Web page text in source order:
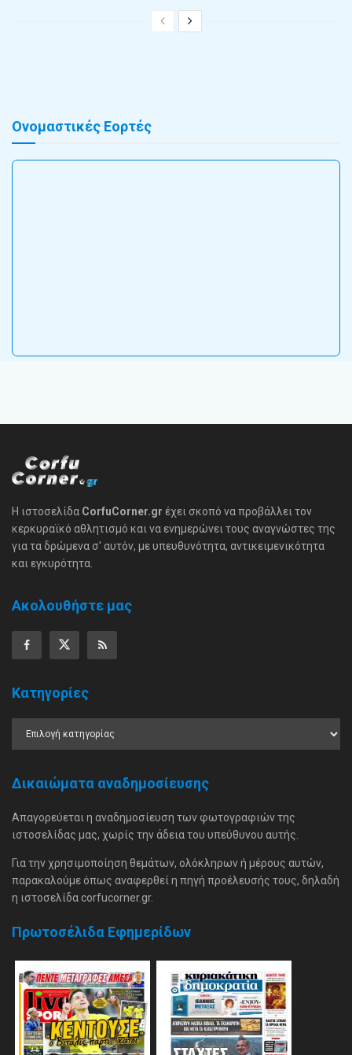
Ονομαστικές Εορτές
Η ιστοσελίδα CorfuCorner.gr έχει σκοπό να προβάλλει τον
κερκυραϊκό αθλητισμό και να ενημερώνει τους αναγνώστες της
για τα δρώμενα σ' αυτόν, με υπευθυνότητα, αντικειμενικότητα
και εγκυρότητα.
Ακολουθήστε μας
Κατηγορίες
Δικαιώματα αναδημοσίευσης
Απαγορεύεται η αναδημοσίευση των φωτογραφιών της
ιστοσελίδας μας, χωρίς την άδεια του υπεύθυνου αυτής.
Για την χρησιμοποίηση θεμάτων, ολόκληρων ή μέρους αυτών,
παρακαλούμε όπως αναφερθεί η πηγή προέλευσής τους, δηλαδή
η ιστοσελίδα corfucorner.gr.
Πρωτοσέλιδα Εφημερίδων